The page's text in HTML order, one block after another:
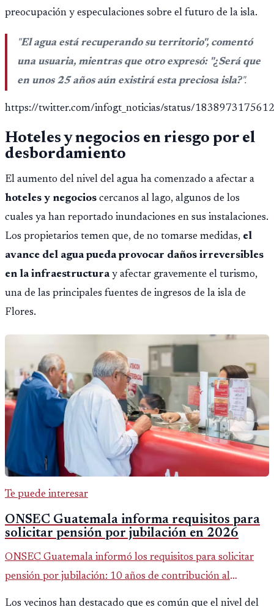
preocupación y especulaciones sobre el futuro de la isla.
"El agua está recuperando su territorio", comentó
una usuaria, mientras que otro expresó: "¿Será que
en unos 25 años aún existirá esta preciosa isla?".
https://twitter.com/infogt_noticias/status/
Hoteles y negocios en riesgo por el
desbordamiento
El aumento del nivel del agua ha comenzado a afectar a
hoteles y negocios cercanos al lago, algunos de los
cuales ya han reportado inundaciones en sus instalaciones.
Los propietarios temen que, de no tomarse medidas, el
avance del agua pueda provocar daños irreversibles
en la infraestructuray afectar gravemente el turismo,
una de las principales fuentes de ingresos de la isla de
Flores.
Te puede interesar
ONSEC Guatemala informa requisitos para
solicitar pensión por jubilación en 2026
ONSEC Guatemala informó los requisitos para solicitar
pensión por jubilación: 10 años de contribución al
Montepío y 50 años de edad, o 20 años de servicio sin
Los vecinos han destacado que es común que el nivel del